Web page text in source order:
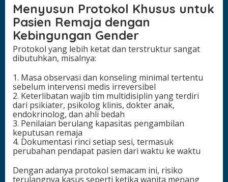
Menyusun Protokol Khusus untuk
Pasien Remaja dengan
Kebingungan Gender
Protokol yang lebih ketat dan terstruktur sangat
dibutuhkan, misalnya:
1. Masa observasi dan konseling minimal tertentu
sebelum intervensi medis irreversibel
2. Keterlibatan wajib tim multidisiplin yang terdiri
dari psikiater, psikolog klinis, dokter anak,
endokrinolog, dan ahli bedah
3. Penilaian berulang kapasitas pengambilan
keputusan remaja
4. Dokumentasi rinci setiap sesi, termasuk
perubahan pendapat pasien dari waktu ke waktu
Dengan adanya protokol semacam ini, risiko
terulangnya kasus seperti ketika wanita menang